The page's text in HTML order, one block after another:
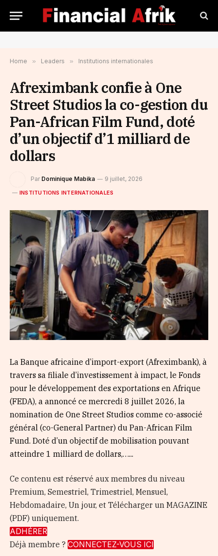
Home » Leaders » Institutions internationales
Afreximbank confie à One
Street Studios la co-gestion du
Pan-African Film Fund, doté
d’un objectif d’1 milliard de
dollars
Par Dominique Mabika 9 juillet, 2026
INSTITUTIONS INTERNATIONALES
La Banque africaine d’import-export (Afreximbank), à
travers sa filiale d’investissement à impact, le Fonds
pour le développement des exportations en Afrique
(FEDA), a annoncé ce mercredi 8 juillet 2026, la
nomination de One Street Studios comme co-associé
général (co-General Partner) du Pan-African Film
Fund. Doté d’un objectif de mobilisation pouvant
atteindre 1 milliard de dollars,…...
Ce contenu est réservé aux membres du niveau
Premium, Semestriel, Trimestriel, Mensuel,
Hebdomadaire, Un jour, et Télécharger un MAGAZINE
(PDF) uniquement.
ADHÉRER
Déjà membre ? CONNECTEZ-VOUS ICI